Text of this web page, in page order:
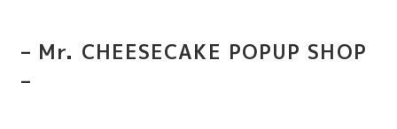
– Mr. CHEESECAKE POPUP SHOP
–